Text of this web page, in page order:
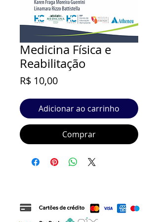
Medicina Física e
Reabilitação
R$ 10,00Preço
Adicionar ao carrinho
Comprar